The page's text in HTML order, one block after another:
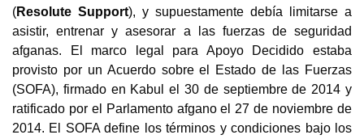
(Resolute Support), y supuestamente debía limitarse a
asistir, entrenar y asesorar a las fuerzas de seguridad
afganas. El marco legal para Apoyo Decidido estaba
provisto por un Acuerdo sobre el Estado de las Fuerzas
(SOFA), firmado en Kabul el 30 de septiembre de 2014 y
ratificado por el Parlamento afgano el 27 de noviembre de
2014. El SOFA define los términos y condiciones bajo los